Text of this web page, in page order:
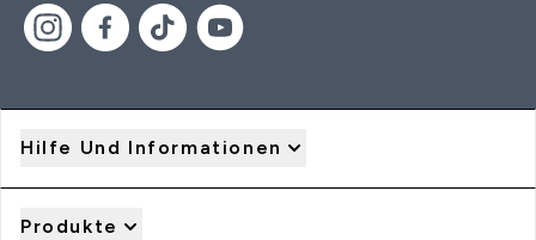
Hilfe Und Informationen
Produkte